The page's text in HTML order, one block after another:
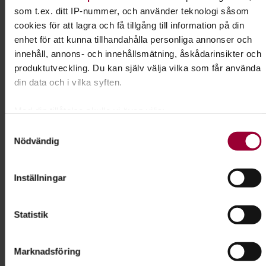
som t.ex. ditt IP-nummer, och använder teknologi såsom
cookies för att lagra och få tillgång till information på din
enhet för att kunna tillhandahålla personliga annonser och
innehåll, annons- och innehållsmätning, åskådarinsikter och
produktutveckling. Du kan själv välja vilka som får använda
din data och i vilka syften.
kan ha en noggrannhet på upp till flera meter
Ta reda på mer om hur dina personliga uppgifter behandlas
ändra eller dra tillbaka ditt samtycke när som helst från
För att du ska få en så bra upplevelse som möjligt
Nödvändig
Inställningar
Statistik
Marknadsföring
Dela: Facebook LinkedIn E-mail
penseln i handen. Plocka fram staffliet så hjälper
Liknande kurser inom